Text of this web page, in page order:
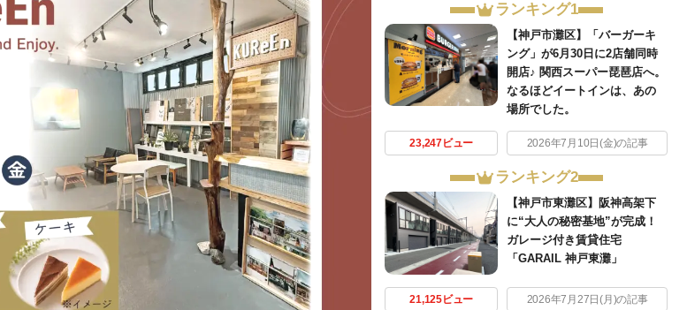
ランキング1
【神戸市灘区】「バーガーキ
ング」が6月30日に2店舗同時
開店♪ 関西スーパー琵琶店へ。
なるほどイートインは、あの
場所でした。
23,247ビュー 2026年7月10日(金)の記事
ランキング2
【神戸市東灘区】阪神高架下
に“大人の秘密基地”が完成！
ガレージ付き賃貸住宅
「GARAIL 神戸東灘」
21,125ビュー 2026年7月27日(月)の記事